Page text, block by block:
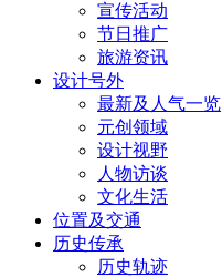
宣传活动
节日推广
旅游资讯
设计号外
最新及人气一览
元创领域
设计视野
人物访谈
文化生活
位置及交通
历史传承
历史轨迹